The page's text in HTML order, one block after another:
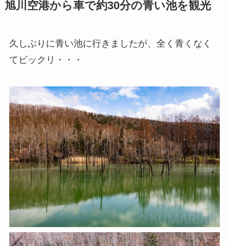
旭川空港から車で約30分の青い池を観光
久しぶりに青い池に行きましたが、全く青くなく
てビックリ・・・